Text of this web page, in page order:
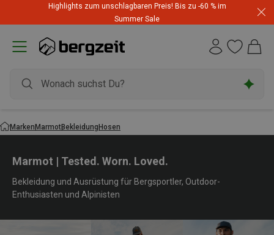
Highlights zum unschlagbaren Preis! Bis zu -60 % im
Summer Sale
MarkenMarmotBekleidungHosen
Marmot | Tested. Worn. Loved.
Bekleidung und Ausrüstung für Bergsportler, Outdoor-
Enthusiasten und Alpinisten